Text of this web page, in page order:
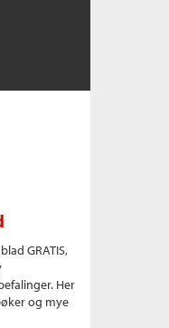
GRATIS,
Her
og mye